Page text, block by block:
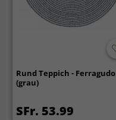
Rund Teppich - Ferragudo
(grau)
SFr. 53.99